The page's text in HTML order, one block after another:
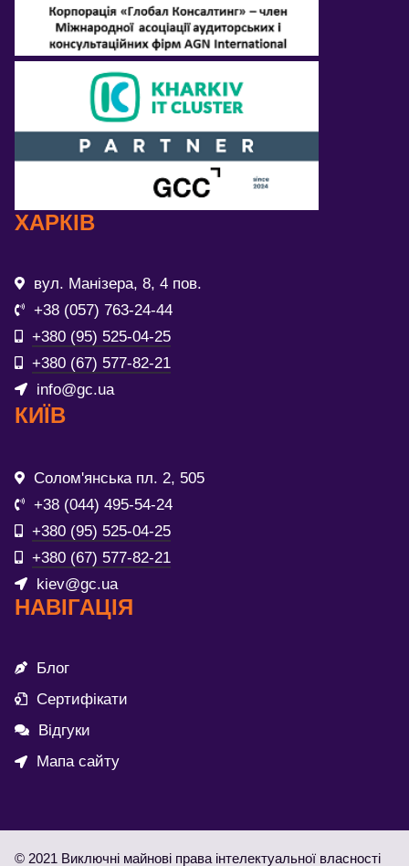
ХАРКІВ
вул. Манізера, 8, 4 пов.
+38 (057) 763-24-44
+380 (95) 525-04-25
+380 (67) 577-82-21
info@gc.ua
КИЇВ
Солом'янська пл. 2, 505
+38 (044) 495-54-24
+380 (95) 525-04-25
+380 (67) 577-82-21
kiev@gc.ua
НАВІГАЦІЯ
Блог
Сертифікати
Відгуки
Мапа сайту
© 2021 Виключні майнові права інтелектуальної власності